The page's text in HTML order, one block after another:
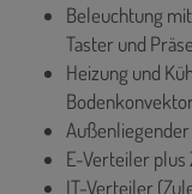
Beleuchtung
Taster und
Heizung und
E-Verteiler plus
IT-Verteiler